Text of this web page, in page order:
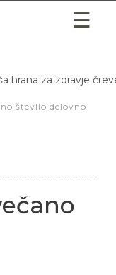
hrana za zdravje
število delovno